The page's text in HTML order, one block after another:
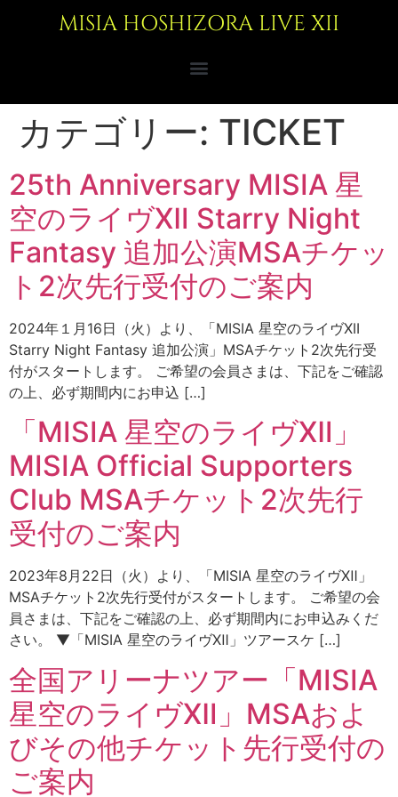
MISIA HOSHIZORA LIVE XII
カテゴリー: TICKET
25th Anniversary MISIA 星
空のライヴⅫ Starry Night
Fantasy 追加公演MSAチケッ
ト2次先行受付のご案内
2024年１月16日（火）より、「MISIA 星空のライヴXII
Starry Night Fantasy 追加公演」MSAチケット2次先行受
付がスタートします。 ご希望の会員さまは、下記をご確認
の上、必ず期間内にお申込 […]
「MISIA 星空のライヴⅫ」
MISIA Official Supporters
Club MSAチケット2次先行
受付のご案内
2023年8月22日（火）より、「MISIA 星空のライヴⅫ」
MSAチケット2次先行受付がスタートします。 ご希望の会
員さまは、下記をご確認の上、必ず期間内にお申込みくだ
さい。 ▼「MISIA 星空のライヴⅫ」ツアースケ […]
全国アリーナツアー「MISIA
星空のライヴⅫ」MSAおよ
びその他チケット先行受付の
ご案内